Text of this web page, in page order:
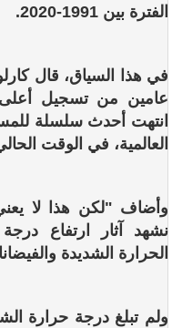
الفترة بين 1991-2020.
في هذا السياق، قال
عامين من تسجيل أعلى
انتهت أحدث سلسلة
العالمية، في الوقت
وأضاف "لكن هذا لا
نشهد آثار ارتفاع
الحرارة الشديدة
ولم تبلغ درجة حرارة